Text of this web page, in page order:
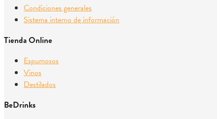
Condiciones generales
Sistema interno de información
Tienda Online
Espumosos
Vinos
Destilados
BeDrinks